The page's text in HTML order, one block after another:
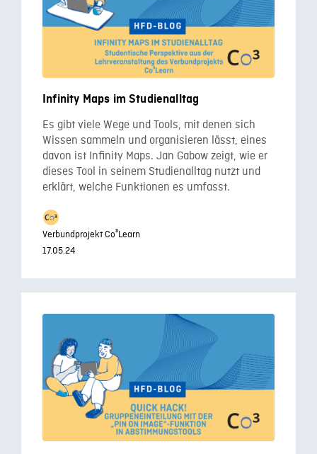
Infinity Maps im Studienalltag
Es gibt viele Wege und Tools, mit denen sich
Wissen sammeln und organisieren lässt, eines
davon ist Infinity Maps. Jan Gabow zeigt, wie er
dieses Tool in seinem Studienalltag nutzt und
erklärt, welche Funktionen es umfasst.
Verbundprojekt Co³Learn
17.05.24